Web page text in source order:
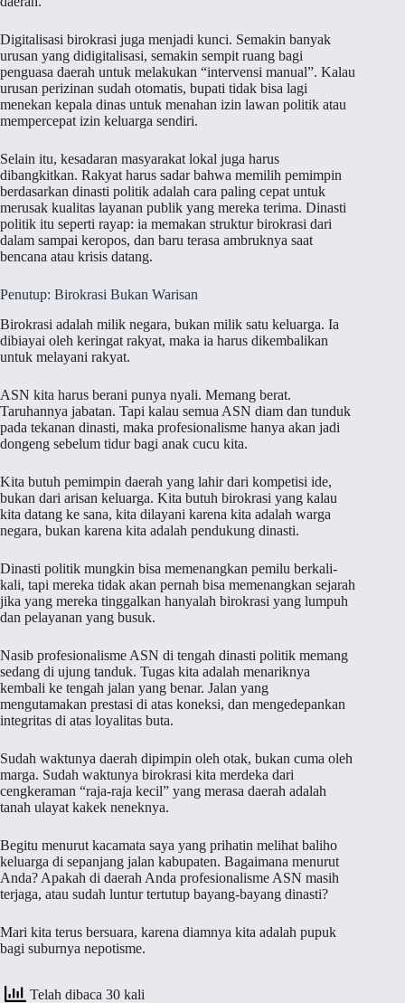
Digitalisasi birokrasi juga menjadi kunci. Semakin banyak
urusan yang didigitalisasi, semakin sempit ruang bagi
penguasa daerah untuk melakukan “intervensi manual”. Kalau
urusan perizinan sudah otomatis, bupati tidak bisa lagi
menekan kepala dinas untuk menahan izin lawan politik atau
mempercepat izin keluarga sendiri.
Selain itu, kesadaran masyarakat lokal juga harus
dibangkitkan. Rakyat harus sadar bahwa memilih pemimpin
berdasarkan dinasti politik adalah cara paling cepat untuk
merusak kualitas layanan publik yang mereka terima. Dinasti
politik itu seperti rayap: ia memakan struktur birokrasi dari
dalam sampai keropos, dan baru terasa ambruknya saat
bencana atau krisis datang.
Penutup: Birokrasi Bukan Warisan
Birokrasi adalah milik negara, bukan milik satu keluarga. Ia
dibiayai oleh keringat rakyat, maka ia harus dikembalikan
untuk melayani rakyat.
ASN kita harus berani punya nyali. Memang berat.
Taruhannya jabatan. Tapi kalau semua ASN diam dan tunduk
pada tekanan dinasti, maka profesionalisme hanya akan jadi
dongeng sebelum tidur bagi anak cucu kita.
Kita butuh pemimpin daerah yang lahir dari kompetisi ide,
bukan dari arisan keluarga. Kita butuh birokrasi yang kalau
kita datang ke sana, kita dilayani karena kita adalah warga
negara, bukan karena kita adalah pendukung dinasti.
Dinasti politik mungkin bisa memenangkan pemilu berkali-
kali, tapi mereka tidak akan pernah bisa memenangkan sejarah
jika yang mereka tinggalkan hanyalah birokrasi yang lumpuh
dan pelayanan yang busuk.
Nasib profesionalisme ASN di tengah dinasti politik memang
sedang di ujung tanduk. Tugas kita adalah menariknya
kembali ke tengah jalan yang benar. Jalan yang
mengutamakan prestasi di atas koneksi, dan mengedepankan
integritas di atas loyalitas buta.
Sudah waktunya daerah dipimpin oleh otak, bukan cuma oleh
marga. Sudah waktunya birokrasi kita merdeka dari
cengkeraman “raja-raja kecil” yang merasa daerah adalah
tanah ulayat kakek neneknya.
Begitu menurut kacamata saya yang prihatin melihat baliho
keluarga di sepanjang jalan kabupaten. Bagaimana menurut
Anda? Apakah di daerah Anda profesionalisme ASN masih
terjaga, atau sudah luntur tertutup bayang-bayang dinasti?
Mari kita terus bersuara, karena diamnya kita adalah pupuk
bagi suburnya nepotisme.
Telah dibaca 30 kali